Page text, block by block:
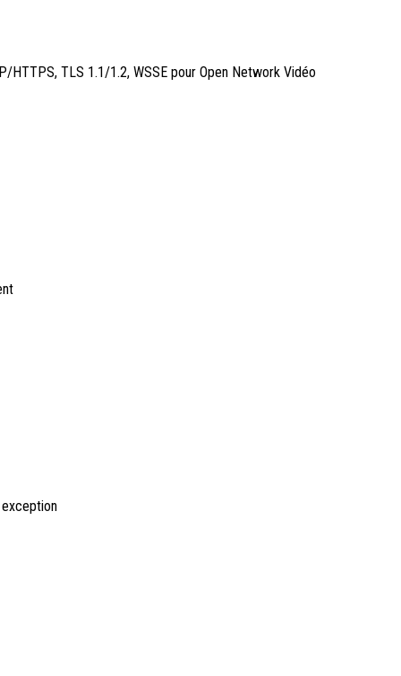
TLS 1.1/1.2, WSSE pour Open Network Vidéo